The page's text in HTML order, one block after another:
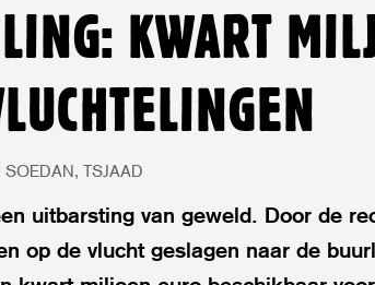
KWART
SOEDAN TSJAAD
uitbarsting van geweld. Door de
op de vlucht geslagen naar de